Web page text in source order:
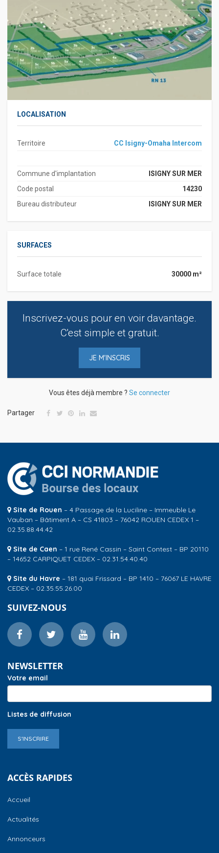
LOCALISATION
Territoire CC Isigny-Omaha Intercom
Commune d'implantation
ISIGNY SUR MER
Code postal
14230
Bureau distributeur
ISIGNY SUR MER
SURFACES
Surface totale 30000 m²
Inscrivez-vous pour en voir davantage.
C'est simple et gratuit.
JE M'INSCRIS
Vous êtes déjà membre ? Se connecter
Partager
Site de Rouen – 4 Passage de la Luciline – Immeuble Le
Vauban – Bâtiment A – CS 41803 – 76042 ROUEN CEDEX 1 –
02.35.88.44.42
Site de Caen – 1 rue René Cassin – Saint Contest – BP 20110
– 14652 CARPIQUET CEDEX – 02.31.54.40.40
Site du Havre – 181 quai Frissard – BP 1410 – 76067 LE HAVRE
CEDEX – 02.35.55.26.00
SUIVEZ-NOUS
NEWSLETTER
Votre email
Listes de diffusion
S'INSCRIRE
ACCÈS RAPIDES
Accueil
Actualités
Annonceurs